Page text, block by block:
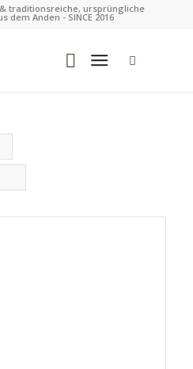
traditionsreiche, ursprüngliche
dem Anden - SINCE 2016